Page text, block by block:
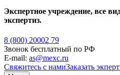
Экспертное учреждение, все
экспертиз.
8 (800) 20002 79
Звонок бесплатный по РФ
E-mail: as@mexc.ru
Свяжитесь с намиЗаказать